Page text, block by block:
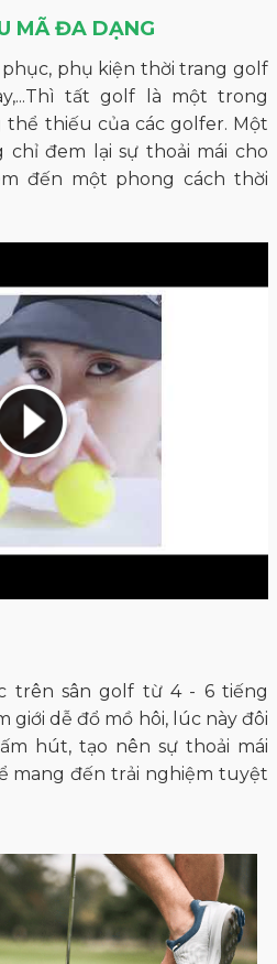
MÃ ĐA DẠNG
phụ kiện thời trang golf
tất golf là một trong
thiếu của các golfer. Một
đem lại sự thoải mái cho
đến một phong cách thời
trên sân golf từ 4 - 6 tiếng
giới dễ đổ mồ hôi, lúc này đôi
hút, tạo nên sự thoải mái
mang đến trải nghiệm tuyệt